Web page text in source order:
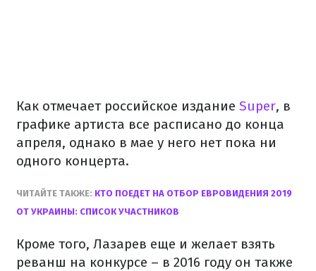
Как отмечает российское издание Super, в
графике артиста все расписано до конца
апреля, однако в мае у него нет пока ни
одного концерта.
ЧИТАЙТЕ ТАКЖЕ: КТО ПОЕДЕТ НА ОТБОР ЕВРОВИДЕНИЯ 2019
ОТ УКРАИНЫ: СПИСОК УЧАСТНИКОВ
Кроме того, Лазарев еще и желает взять
реванш на конкурсе – в 2016 году он также